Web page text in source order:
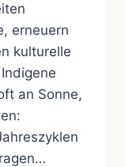
erneuern
kulturelle
an Sonne,